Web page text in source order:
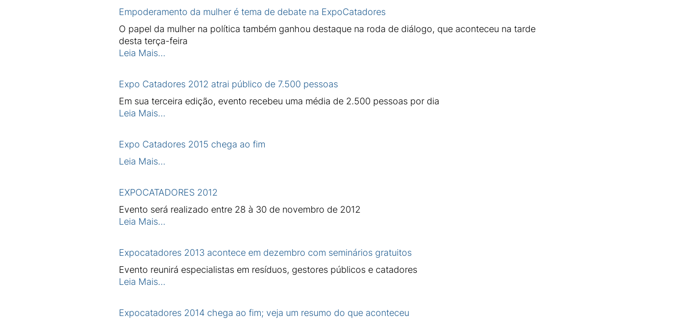
Empoderamento da mulher é tema de debate na ExpoCatadores
O papel da mulher na política também ganhou destaque na roda de diálogo, que aconteceu na tarde
desta terça-feira
Leia Mais…
Expo Catadores 2012 atrai público de 7.500 pessoas
Em sua terceira edição, evento recebeu uma média de 2.500 pessoas por dia
Leia Mais…
Expo Catadores 2015 chega ao fim
Leia Mais…
EXPOCATADORES 2012
Evento será realizado entre 28 à 30 de novembro de 2012
Leia Mais…
Expocatadores 2013 acontece em dezembro com seminários gratuitos
Evento reunirá especialistas em resíduos, gestores públicos e catadores
Leia Mais…
Expocatadores 2014 chega ao fim; veja um resumo do que aconteceu